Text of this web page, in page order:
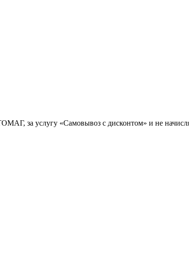
за услугу «Самовывоз с дисконтом» и не